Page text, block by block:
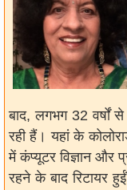
बाद, लगभग 32 वर्षों
रही हैं। यहां के
में कंप्यूटर विज्ञान और
रहने के बाद रिटायर